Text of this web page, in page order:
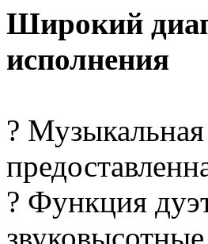
Широкий
исполнения
?
? Функция